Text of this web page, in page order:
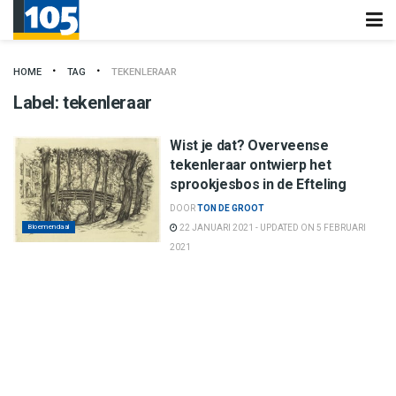
HOME TAG TEKENLERAAR
Label:tekenleraar
Bloemendaal
Wist je dat? Overveense
tekenleraar ontwierp het
sprookjesbos in de Efteling
DOORTON DE GROOT
22 JANUARI 2021 - UPDATED ON 5 FEBRUARI
2021